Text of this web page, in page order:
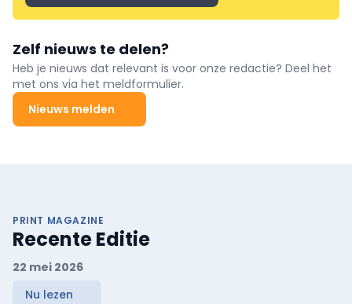
Zelf nieuws te delen?
Heb je nieuws dat relevant is voor onze redactie? Deel het
met ons via het meldformulier.
Nieuws melden
PRINT MAGAZINE
Recente Editie
22 mei 2026
Nu lezen